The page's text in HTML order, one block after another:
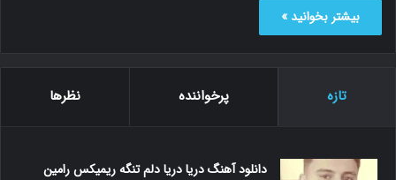
بیشتر بخوانید »
تازه پرخواننده نظرها
دانلود آهنگ دریا دریا دلم تنگه ریمیکس رامین